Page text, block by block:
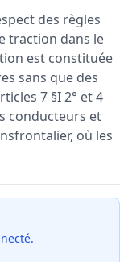
des règles
traction dans le
est constituée
sans que des
7 §I 2° et 4
conducteurs et
où les